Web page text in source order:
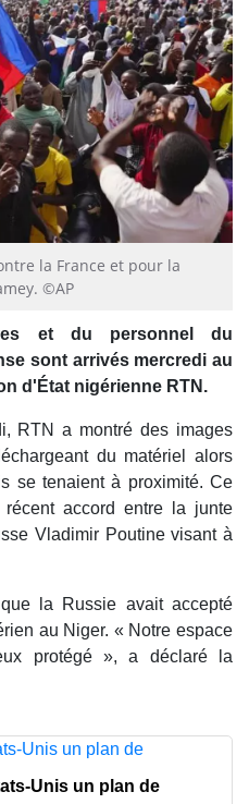
la France et pour la
©AP
et du personnel du
sont arrivés mercredi au
d'État nigérienne RTN.
RTN a montré des images
du matériel alors
se tenaient à proximité. Ce
accord entre la junte
Vladimir Poutine visant à
la Russie avait accepté
au Niger. « Notre espace
protégé », a déclaré la
Unis un plan de